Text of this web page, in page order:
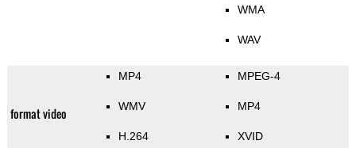
WMA
WAV
format video
MP4
WMV
H.264
MPEG-4
MP4
XVID